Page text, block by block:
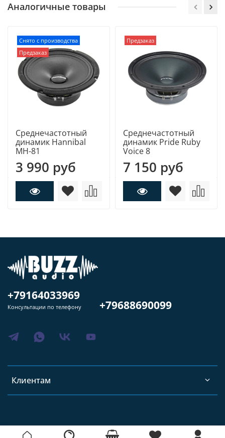
Аналогичные товары
Снято с производства
Предзаказ
Среднечастотный
динамик Hannibal
MH-81
3 990 руб
Предзаказ
Среднечастотный
динамик Pride Ruby
Voice 8
7 150 руб
Клиентам
+79164033969
Консультации по телефону +79688690099